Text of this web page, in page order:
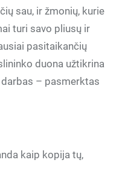
sau, ir žmonių, kurie
turi savo pliusų ir
pasitaikančių
duona užtikrina
– pasmerktas
kaip kopija tų,